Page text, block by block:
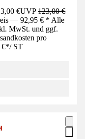
€UVP123,00 €
— 92,95 € * Alle
MwSt. und ggf.
pro
€*/ ST